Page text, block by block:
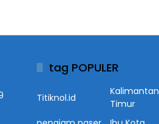
tag POPULER
Titiknol.id
Kalimantan
Timur